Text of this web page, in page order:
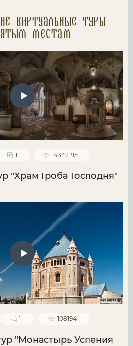
Виртуальные туры
местам
1 14342195
"Храм Гроба Господня"
1 108194
"Монастырь Успения